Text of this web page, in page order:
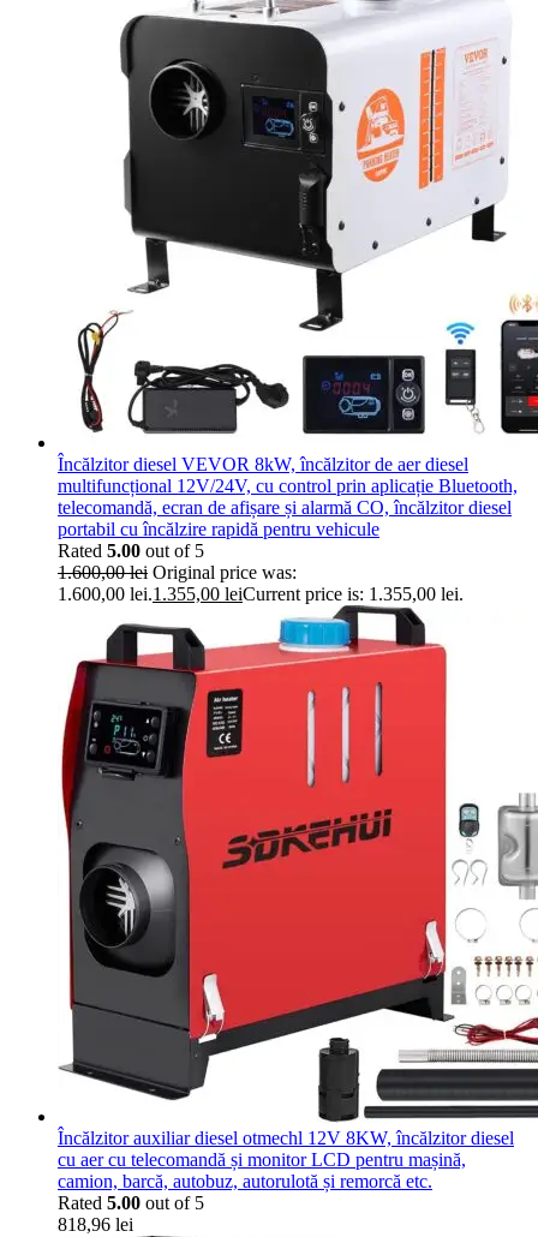
Încălzitor diesel VEVOR 8kW, încălzitor de aer diesel
multifuncțional 12V/24V, cu control prin aplicație Bluetooth,
telecomandă, ecran de afișare și alarmă CO, încălzitor diesel
portabil cu încălzire rapidă pentru vehicule
Rated 5.00 out of 5
1.600,00lei Original price was:
1.600,00 lei.1.355,00 leiCurrent price is: 1.355,00 lei.
Încălzitor auxiliar diesel otmechl 12V 8KW, încălzitor diesel
cu aer cu telecomandă și monitor LCD pentru mașină,
camion, barcă, autobuz, autorulotă și remorcă etc.
Rated 5.00 out of 5
818,96 lei